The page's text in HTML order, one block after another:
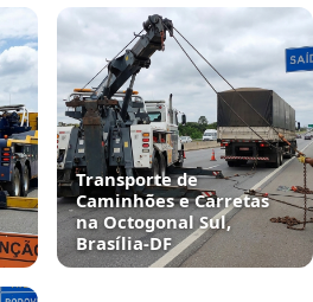
Transporte de
Caminhões e Carretas
na Octogonal Sul,
Brasília‑DF